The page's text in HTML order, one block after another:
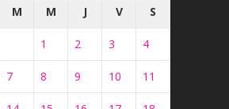
M M J V S
1 2 3 4
7 8 9 10 11